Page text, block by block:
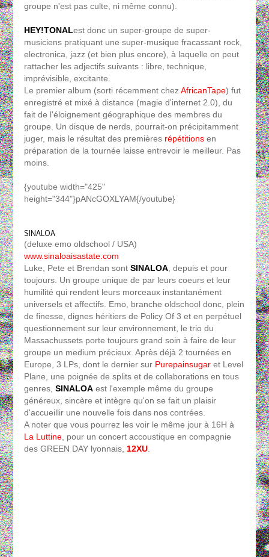
groupe n'est pas culte, ni même connu).
HEY!TONALest donc un super-groupe de super-
musiciens pratiquant une super-musique fracassant rock,
electronica, jazz (et bien plus encore), à laquelle on peut
rattacher les adjectifs suivants : libre, technique,
imprévisible, excitante.
Le premier album (sorti récemment chez AfricanTape) fut
enregistré et mixé à distance (magie d'internet 2.0), du
fait de l'éloignement géographique des membres du
groupe. Un disque de nerds, pourrait-on précipitamment
juger, mais le résultat des premières répétitionsen
préparation de la tournée laisse entrevoir le meilleur. Pas
moins.
{youtube width="425"
height="344"}pANcGOXLYAM{/youtube}
SINALOA
(deluxe emo oldschool / USA)
www.sinaloaisastate.com
Luke, Pete et Brendan sont SINALOA, depuis et pour
toujours. Un groupe unique de par leurs coeurs et leur
humilité qui rendent leurs morceaux instantanément
universels et affectifs. Emo, branche oldschool donc, plein
de finesse, dignes héritiers de Policy Of 3 et en perpétuel
questionnement sur leur environnement, le trio du
Massachussets porte toujours grand soin à faire de leur
groupe un medium précieux. Après déjà 2 tournées en
Europe, 3 LPs, dont le dernier sur Purepainsugaret Level
Plane, une poignée de splits et de collaborations en tous
genres, SINALOAest l'exemple même du groupe
généreux, sincère et intègre qu'on se fait un plaisir
d'accueillir une nouvelle fois dans nos contrées.
A noter que vous pourrez les voir le même jour à 16H à
La Luttine, pour un concert accoustique en compagnie
des GREEN DAY lyonnais, 12XU.